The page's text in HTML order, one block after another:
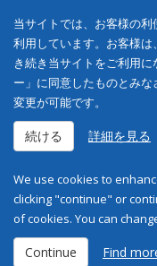
当サイトでは、お客様の
利用しています。お客様
き続き当サイトをご利用
ー」に同意したものとみ
変更が可能です。
続ける 詳細を見る
We use cookies to
clicking "continue" or
of cookies. You can
Continue Find